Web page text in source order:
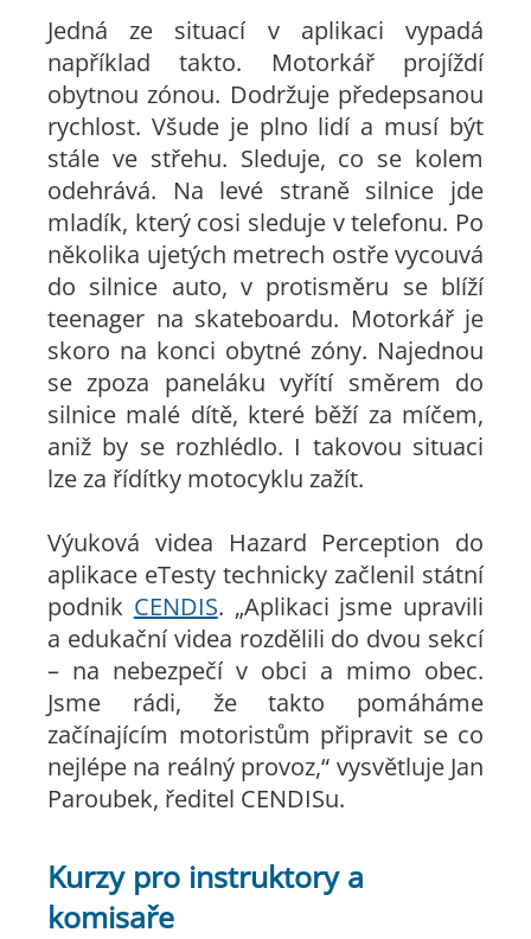
Jedná ze situací v aplikaci vypadá
například takto. Motorkář projíždí
obytnou zónou. Dodržuje předepsanou
rychlost. Všude je plno lidí a musí být
stále ve střehu. Sleduje, co se kolem
odehrává. Na levé straně silnice jde
mladík, který cosi sleduje v telefonu. Po
několika ujetých metrech ostře vycouvá
do silnice auto, v protisměru se blíží
teenager na skateboardu. Motorkář je
skoro na konci obytné zóny. Najednou
se zpoza paneláku vyřítí směrem do
silnice malé dítě, které běží za míčem,
aniž by se rozhlédlo. I takovou situaci
lze za řídítky motocyklu zažít.
Výuková videa Hazard Perception do
aplikace eTesty technicky začlenil státní
podnik CENDIS. „Aplikaci jsme upravili
a edukační videa rozdělili do dvou sekcí
– na nebezpečí v obci a mimo obec.
Jsme rádi, že takto pomáháme
začínajícím motoristům připravit se co
nejlépe na reálný provoz,“ vysvětluje Jan
Paroubek, ředitel CENDISu.
Kurzy pro instruktory a
komisaře